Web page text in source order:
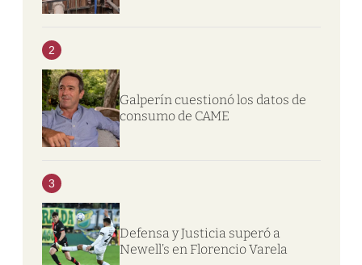
2
Galperín cuestionó los datos de
consumo de CAME
3
Defensa y Justicia superó a
Newell’s en Florencio Varela